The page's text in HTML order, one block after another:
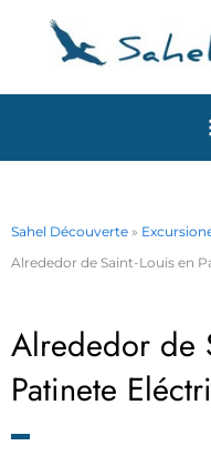
Sahel Découverte »
Alrededor de Saint-Louis en
Alrededor de
Patinete
Panel de gestión de cookies